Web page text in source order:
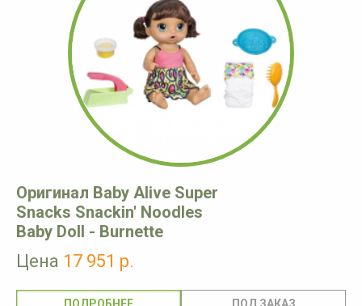
Оригинал Baby Alive Super
Snacks Snackin' Noodles
Baby Doll - Burnette
Цена 17 951 р.